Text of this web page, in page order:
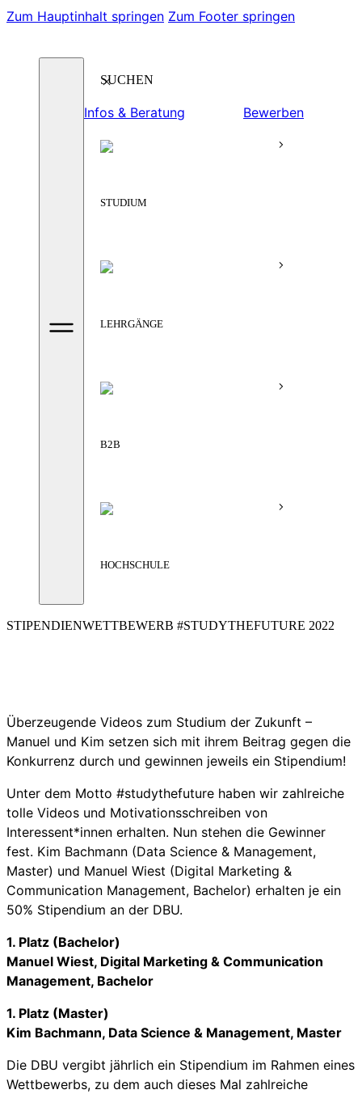
Zum Hauptinhalt springen Zum Footer springen
Suchen
Infos & Beratung
Bewerben
STUDIUM
LEHRGÄNGE
B2B
HOCHSCHULE
STIPENDIENWETTBEWERB #STUDYTHEFUTURE 2022
Überzeugende Videos zum Studium der Zukunft –
Manuel und Kim setzen sich mit ihrem Beitrag gegen die
Konkurrenz durch und gewinnen jeweils ein Stipendium!
Unter dem Motto #studythefuture haben wir zahlreiche
tolle Videos und Motivationsschreiben von
Interessent*innen erhalten. Nun stehen die Gewinner
fest. Kim Bachmann (Data Science & Management,
Master) und Manuel Wiest (Digital Marketing &
Communication Management, Bachelor) erhalten je ein
50% Stipendium an der DBU.
1. Platz (Bachelor)
Manuel Wiest, Digital Marketing & Communication
Management, Bachelor
1. Platz (Master)
Kim Bachmann, Data Science & Management, Master
Die DBU vergibt jährlich ein Stipendium im Rahmen eines
Wettbewerbs, zu dem auch dieses Mal zahlreiche